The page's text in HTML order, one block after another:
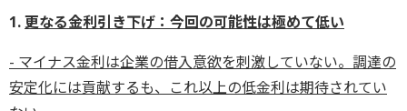
1.更なる金利引き下げ：今回の可能性は極めて低い
- マイナス金利は企業の借入意欲を刺激していない。調達の
安定化には貢献するも、これ以上の低金利は期待されてい